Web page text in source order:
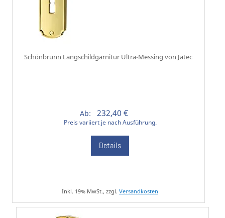
Schönbrunn Langschildgarnitur Ultra-Messing von Jatec
Ab: 232,40 €
Preis variiert je nach Ausführung.
Details
Inkl. 19% MwSt., zzgl. Versandkosten